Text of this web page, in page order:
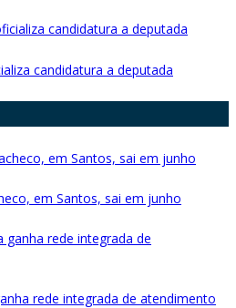
candidatura a deputada
em Santos, sai em junho
rede integrada de atendimento